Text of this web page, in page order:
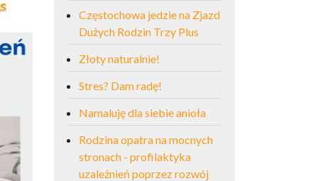
Częstochowa jedzie na Zjazd
Dużych Rodzin Trzy Plus
Złoty naturalnie!
Stres? Dam radę!
Namaluję dla siebie anioła
Rodzina opatra na mocnych
stronach - profilaktyka
uzależnień poprzez rozwój